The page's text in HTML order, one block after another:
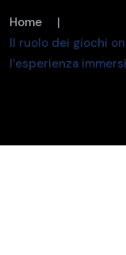
Home
|
Il ruolo dei giochi
l’esperienza